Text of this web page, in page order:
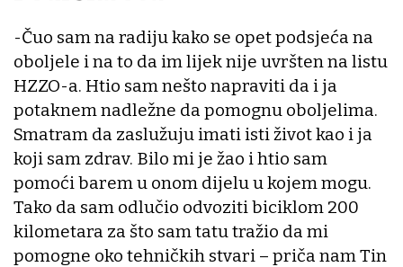
-Čuo sam na radiju kako se opet podsjeća na
oboljele i na to da im lijek nije uvršten na listu
HZZO-a. Htio sam nešto napraviti da i ja
potaknem nadležne da pomognu oboljelima.
Smatram da zaslužuju imati isti život kao i ja
koji sam zdrav. Bilo mi je žao i htio sam
pomoći barem u onom dijelu u kojem mogu.
Tako da sam odlučio odvoziti biciklom 200
kilometara za što sam tatu tražio da mi
pomogne oko tehničkih stvari – priča nam Tin